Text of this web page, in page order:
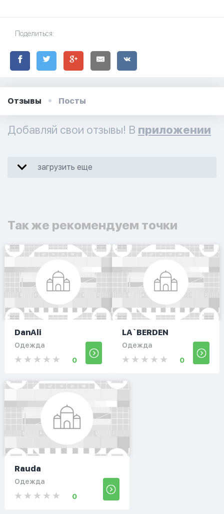
Поделиться:
Отзывы Посты
Добавляй свои отзывы! В приложении
загрузить еще
Так же рекомендуем точки
DanAli
Одежда
0
LA`BERDEN
Одежда
0
Rauda
Одежда
0